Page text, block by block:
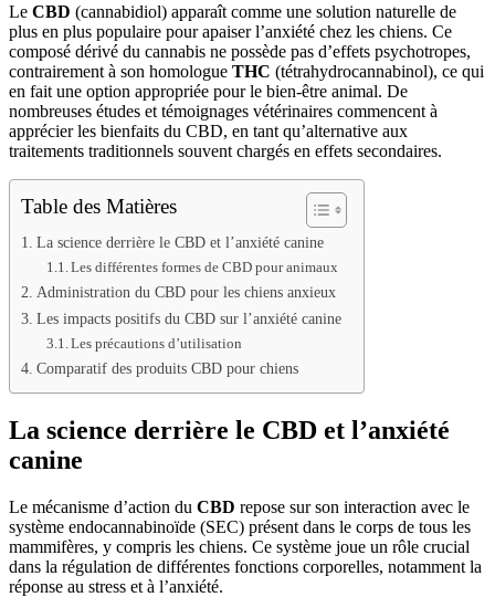
Le CBD (cannabidiol) apparaît comme une solution naturelle de
plus en plus populaire pour apaiser l’anxiété chez les chiens. Ce
composé dérivé du cannabis ne possède pas d’effets psychotropes,
contrairement à son homologue THC (tétrahydrocannabinol), ce qui
en fait une option appropriée pour le bien-être animal. De
nombreuses études et témoignages vétérinaires commencent à
apprécier les bienfaits du CBD, en tant qu’alternative aux
traitements traditionnels souvent chargés en effets secondaires.
Table des Matières
La science derrière le CBD et l’anxiété canine
Les différentes formes de CBD pour animaux
Administration du CBD pour les chiens anxieux
Les impacts positifs du CBD sur l’anxiété canine
Les précautions d’utilisation
Comparatif des produits CBD pour chiens
La science derrière le CBD et l’anxiété
canine
Le mécanisme d’action du CBD repose sur son interaction avec le
système endocannabinoïde (SEC) présent dans le corps de tous les
mammifères, y compris les chiens. Ce système joue un rôle crucial
dans la régulation de différentes fonctions corporelles, notamment la
réponse au stress et à l’anxiété.